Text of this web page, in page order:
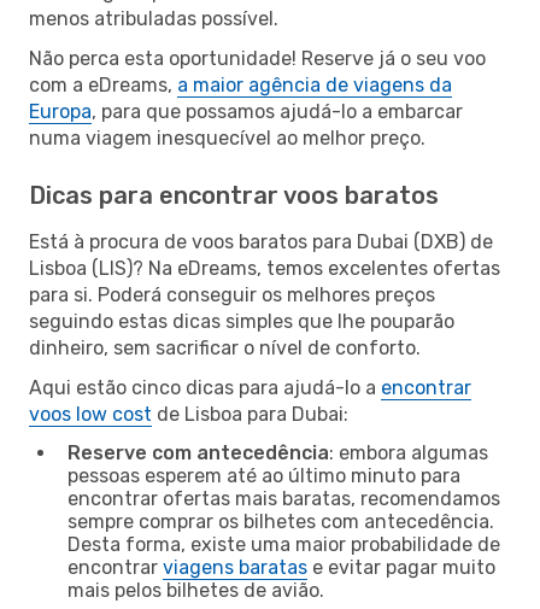
menos atribuladas possível.
Não perca esta oportunidade! Reserve já o seu voo
com a eDreams, a maior agência de viagens da
Europa, para que possamos ajudá-lo a embarcar
numa viagem inesquecível ao melhor preço.
Dicas para encontrar voos baratos
Está à procura de voos baratos para Dubai (DXB) de
Lisboa (LIS)? Na eDreams, temos excelentes ofertas
para si. Poderá conseguir os melhores preços
seguindo estas dicas simples que lhe pouparão
dinheiro, sem sacrificar o nível de conforto.
Aqui estão cinco dicas para ajudá-lo a encontrar
voos low cost de Lisboa para Dubai:
Reserve com antecedência: embora algumas
pessoas esperem até ao último minuto para
encontrar ofertas mais baratas, recomendamos
sempre comprar os bilhetes com antecedência.
Desta forma, existe uma maior probabilidade de
encontrar viagens baratas e evitar pagar muito
mais pelos bilhetes de avião.